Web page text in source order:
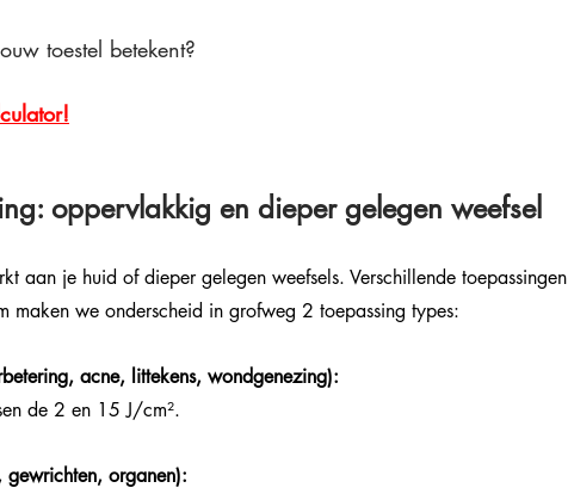
toestel betekent?
oppervlakkig en dieper gelegen weefsel
aan je huid of dieper gelegen weefsels. Verschillende toepassingen
maken we onderscheid in grofweg 2 toepassing types:
acne, littekens, wondgenezing):
de 2 en 15 J/cm².
organen):